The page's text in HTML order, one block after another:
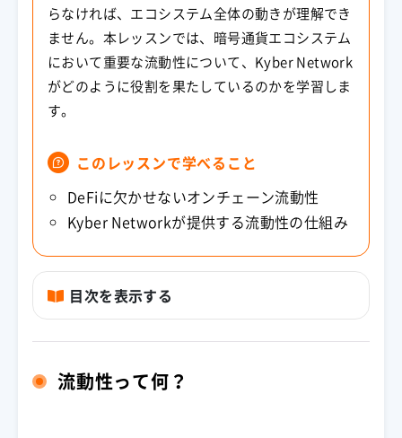
らなければ、エコシステム全体の動きが理解でき
ません。本レッスンでは、暗号通貨エコシステム
において重要な流動性について、Kyber Network
がどのように役割を果たしているのかを学習しま
す。
このレッスンで学べること
DeFiに欠かせないオンチェーン流動性
Kyber Networkが提供する流動性の仕組み
流動性って何？